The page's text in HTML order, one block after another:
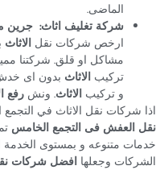
الماضى.
شركة تغليف اثاث: جرين
ارخص شركات نقل الاثاث
مشاكل او قلق. شركتنا
تركيب الاثاث بدون اى خدش خصم 30%
و تركيب الاثاث. ونش رفع
اذا شركات نقل الاثاث في
نقل العفش فى التجمع الخامس
خدمات متنوعه و بمستوى الخدمة
الشركات وجعلها افضل شركات